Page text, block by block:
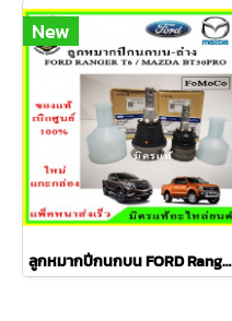
New
ลูกหมากปีกนกบน FORD Ranger T6 / MAZDA BT50 PRO 2WD , 4WD